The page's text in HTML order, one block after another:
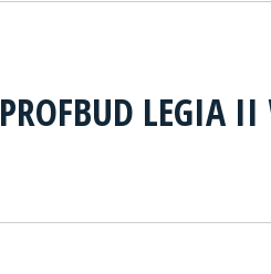
PROFBUD LEGIA